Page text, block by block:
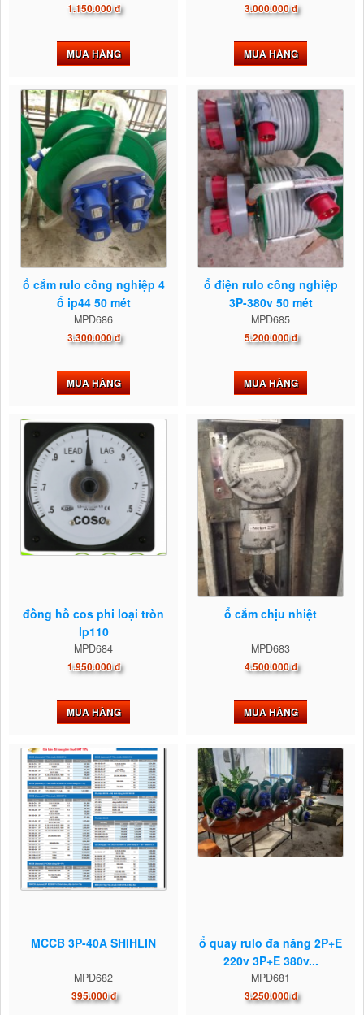
1.150.000 đ
MUA HÀNG
3.000.000 đ
MUA HÀNG
ổ cắm rulo công nghiệp 4
ổ ip44 50 mét
MPD686
3.300.000 đ
MUA HÀNG
ổ điện rulo công nghiệp
3P-380v 50 mét
MPD685
5.200.000 đ
MUA HÀNG
đồng hồ cos phi loại tròn
lp110
MPD684
1.950.000 đ
MUA HÀNG
ổ cắm chịu nhiệt
MPD683
4.500.000 đ
MUA HÀNG
MCCB 3P-40A SHIHLIN
MPD682
395.000 đ
ổ quay rulo đa năng 2P+E
220v 3P+E 380v...
MPD681
3.250.000 đ